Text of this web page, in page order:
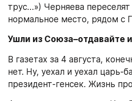
трус…») Черняева
нормальное место, рядом с
Ушли из Союза–отдавайте
В газетах за 4 августа,
нет. Ну, уехал и уехал царь-
президент-генсек. Жизнь